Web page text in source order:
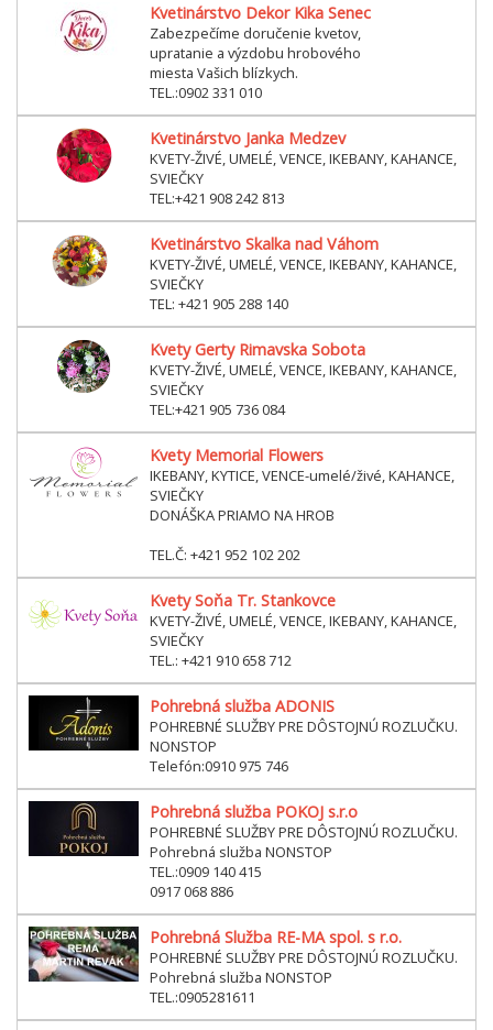
Kvetinárstvo Dekor Kika Senec
Zabezpečíme doručenie kvetov,
upratanie a výzdobu hrobového
miesta Vašich blízkych.
TEL.:0902 331 010
Kvetinárstvo Janka Medzev
KVETY-ŽIVÉ, UMELÉ, VENCE, IKEBANY, KAHANCE,
SVIEČKY
TEL:+421 908 242 813
Kvetinárstvo Skalka nad Váhom
KVETY-ŽIVÉ, UMELÉ, VENCE, IKEBANY, KAHANCE,
SVIEČKY
TEL: +421 905 288 140
Kvety Gerty Rimavska Sobota
KVETY-ŽIVÉ, UMELÉ, VENCE, IKEBANY, KAHANCE,
SVIEČKY
TEL:+421 905 736 084
Kvety Memorial Flowers
IKEBANY, KYTICE, VENCE-umelé/živé, KAHANCE,
SVIEČKY
DONÁŠKA PRIAMO NA HROB
TEL.Č: +421 952 102 202
Kvety Soňa Tr. Stankovce
KVETY-ŽIVÉ, UMELÉ, VENCE, IKEBANY, KAHANCE,
SVIEČKY
TEL.: +421 910 658 712
Pohrebná služba ADONIS
POHREBNÉ SLUŽBY PRE DÔSTOJNÚ ROZLUČKU.
NONSTOP
Telefón:0910 975 746
Pohrebná služba POKOJ s.r.o
POHREBNÉ SLUŽBY PRE DÔSTOJNÚ ROZLUČKU.
Pohrebná služba NONSTOP
TEL.:0909 140 415
0917 068 886
Pohrebná Služba RE-MA spol. s r.o.
POHREBNÉ SLUŽBY PRE DÔSTOJNÚ ROZLUČKU.
Pohrebná služba NONSTOP
TEL.:0905281611